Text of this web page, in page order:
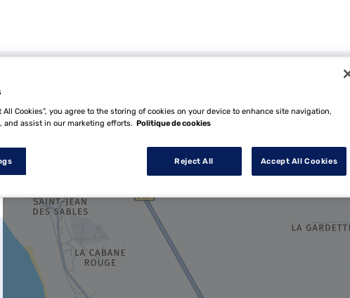
Demander un devis
All Cookies”, you agree to the storing of cookies on your device to enhance site navigation,
and assist in our marketing efforts. Politique de cookies
Reject All Accept All Cookies